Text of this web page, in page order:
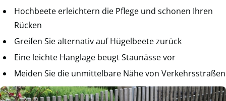
Hochbeete erleichtern die Pflege und schonen Ihren
Rücken
Greifen Sie alternativ auf Hügelbeete zurück
Eine leichte Hanglage beugt Staunässe vor
Meiden Sie die unmittelbare Nähe von Verkehrsstraßen